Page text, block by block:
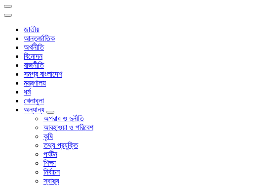
জাতীয়
আন্তর্জাতিক
অর্থনীতি
বিনোদন
রাজনীতি
সমগ্র বাংলাদেশ
মন্ত্রণালয়
ধর্ম
খেলাধুলা
অন্যান্য
অপরাধ ও দুর্নীতি
আবহাওয়া ও পরিবেশ
কৃষি
তথ্য প্রযুক্তি
পর্যটন
শিক্ষা
নির্বাচন
স্বাস্থ্য